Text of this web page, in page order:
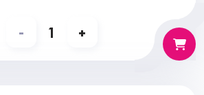
- 1 +